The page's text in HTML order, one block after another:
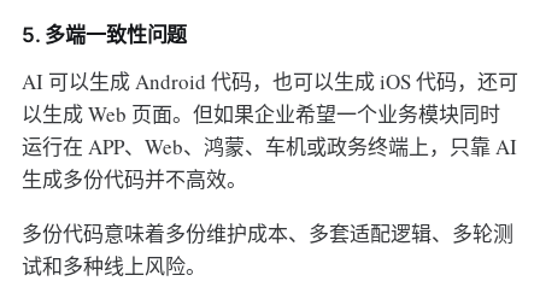
5. 多端一致性问题
AI 可以生成 Android 代码，也可以生成 iOS 代码，还可
以生成 Web 页面。但如果企业希望一个业务模块同时
运行在 APP、Web、鸿蒙、车机或政务终端上，只靠 AI
生成多份代码并不高效。
多份代码意味着多份维护成本、多套适配逻辑、多轮测
试和多种线上风险。